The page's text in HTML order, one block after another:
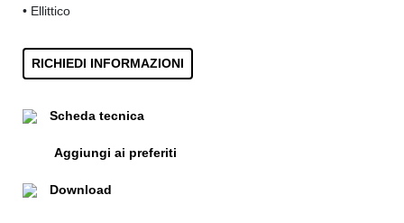
• Ellittico
RICHIEDI INFORMAZIONI
Scheda tecnica
Aggiungi ai preferiti
Download